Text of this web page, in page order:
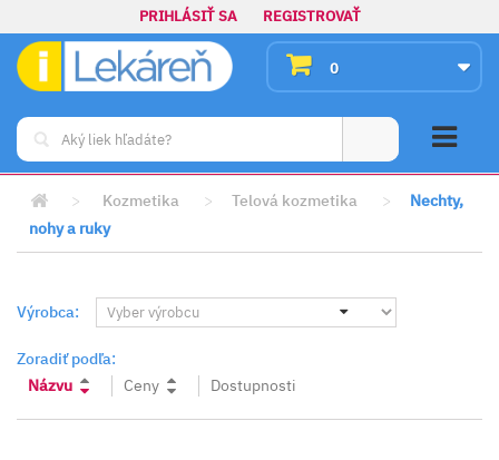
PRIHLÁSIŤ SA REGISTROVAŤ
0
> Kozmetika > Telová kozmetika >
Nechty,
nohy a ruky
Výrobca:
Zoradiť podľa:
Názvu
Ceny Dostupnosti